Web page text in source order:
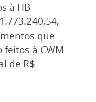
à HB
que
à CWM
de R$